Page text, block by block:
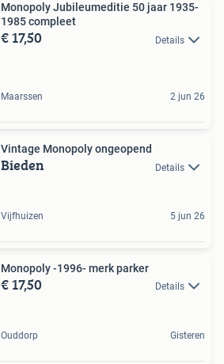
Monopoly Jubileumeditie 50 jaar 1935-
1985 compleet
€ 17,50 Details
Maarssen 2 jun 26
Vintage Monopoly ongeopend
Bieden Details
Vijfhuizen 5 jun 26
Monopoly -1996- merk parker
€ 17,50 Details
Ouddorp Gisteren